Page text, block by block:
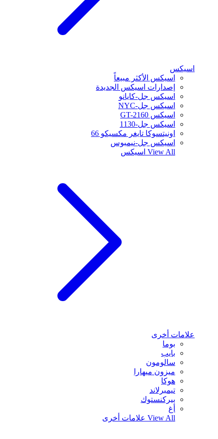
اسيكس
اسيكس الأكثر مبيعاً
إصدارات اسيكس الجديدة
اسيكس جل-كايانو
اسيكس جل-NYC
اسيكس GT-2160
اسيكس جل-1130
اونيتسوكا تايغر مكسيكو 66
اسيكس جل-نيمبوس
View All اسيكس
علامات أخرى
بوما
بايب
سالومون
ميزون ميهارا
هوكا
تيمبرلاند
بيركنستوك
أغ
View All علامات أخرى